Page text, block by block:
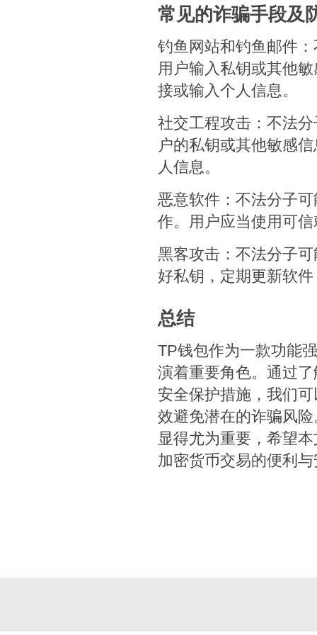
常见的诈骗手段及
钓鱼网站和钓鱼邮件
用户输入私钥或其他
接或输入个人信息。
社交工程攻击：不法
户的私钥或其他敏感
人信息。
恶意软件：不法分子
作。用户应当使用可
黑客攻击：不法分子
好私钥，定期更新软
总结
TP钱包作为一款功能
演着重要角色。通过
安全保护措施，我们
效避免潜在的诈骗风
显得尤为重要，希望
加密货币交易的便利